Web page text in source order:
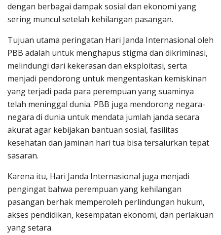
dengan berbagai dampak sosial dan ekonomi yang
sering muncul setelah kehilangan pasangan.
Tujuan utama peringatan Hari Janda Internasional oleh
PBB adalah untuk menghapus stigma dan dikriminasi,
melindungi dari kekerasan dan eksploitasi, serta
menjadi pendorong untuk mengentaskan kemiskinan
yang terjadi pada para perempuan yang suaminya
telah meninggal dunia. PBB juga mendorong negara-
negara di dunia untuk mendata jumlah janda secara
akurat agar kebijakan bantuan sosial, fasilitas
kesehatan dan jaminan hari tua bisa tersalurkan tepat
sasaran.
Karena itu, Hari Janda Internasional juga menjadi
pengingat bahwa perempuan yang kehilangan
pasangan berhak memperoleh perlindungan hukum,
akses pendidikan, kesempatan ekonomi, dan perlakuan
yang setara.